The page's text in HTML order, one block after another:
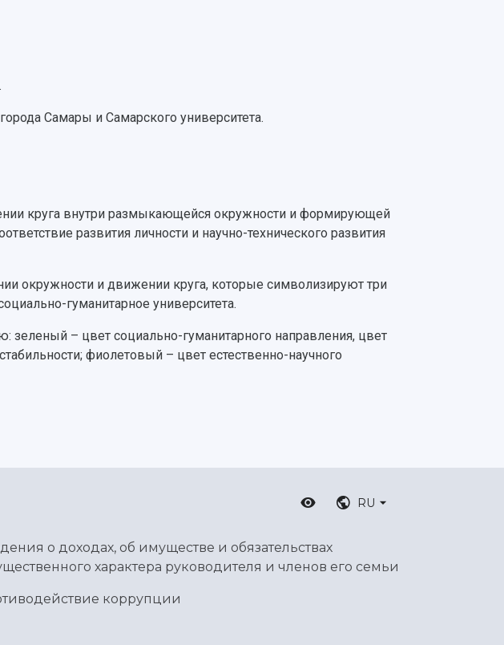
Самары и Самарского университета.
круга внутри размыкающейся окружности и формирующей
развития личности и научно-технического развития
окружности и движении круга, которые символизируют три
гуманитарное университета.
– цвет социально-гуманитарного направления, цвет
фиолетовый – цвет естественно-научного
RU
о доходах, об имуществе и обязательствах
характера руководителя и членов его семьи
коррупции